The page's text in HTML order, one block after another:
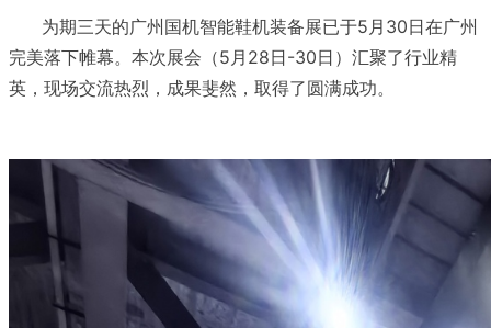
为期三天的广州国机智能鞋机装备展已于5月30日在广州
完美落下帷幕。本次展会（5月28日-30日）汇聚了行业精
英，现场交流热烈，成果斐然，取得了圆满成功。